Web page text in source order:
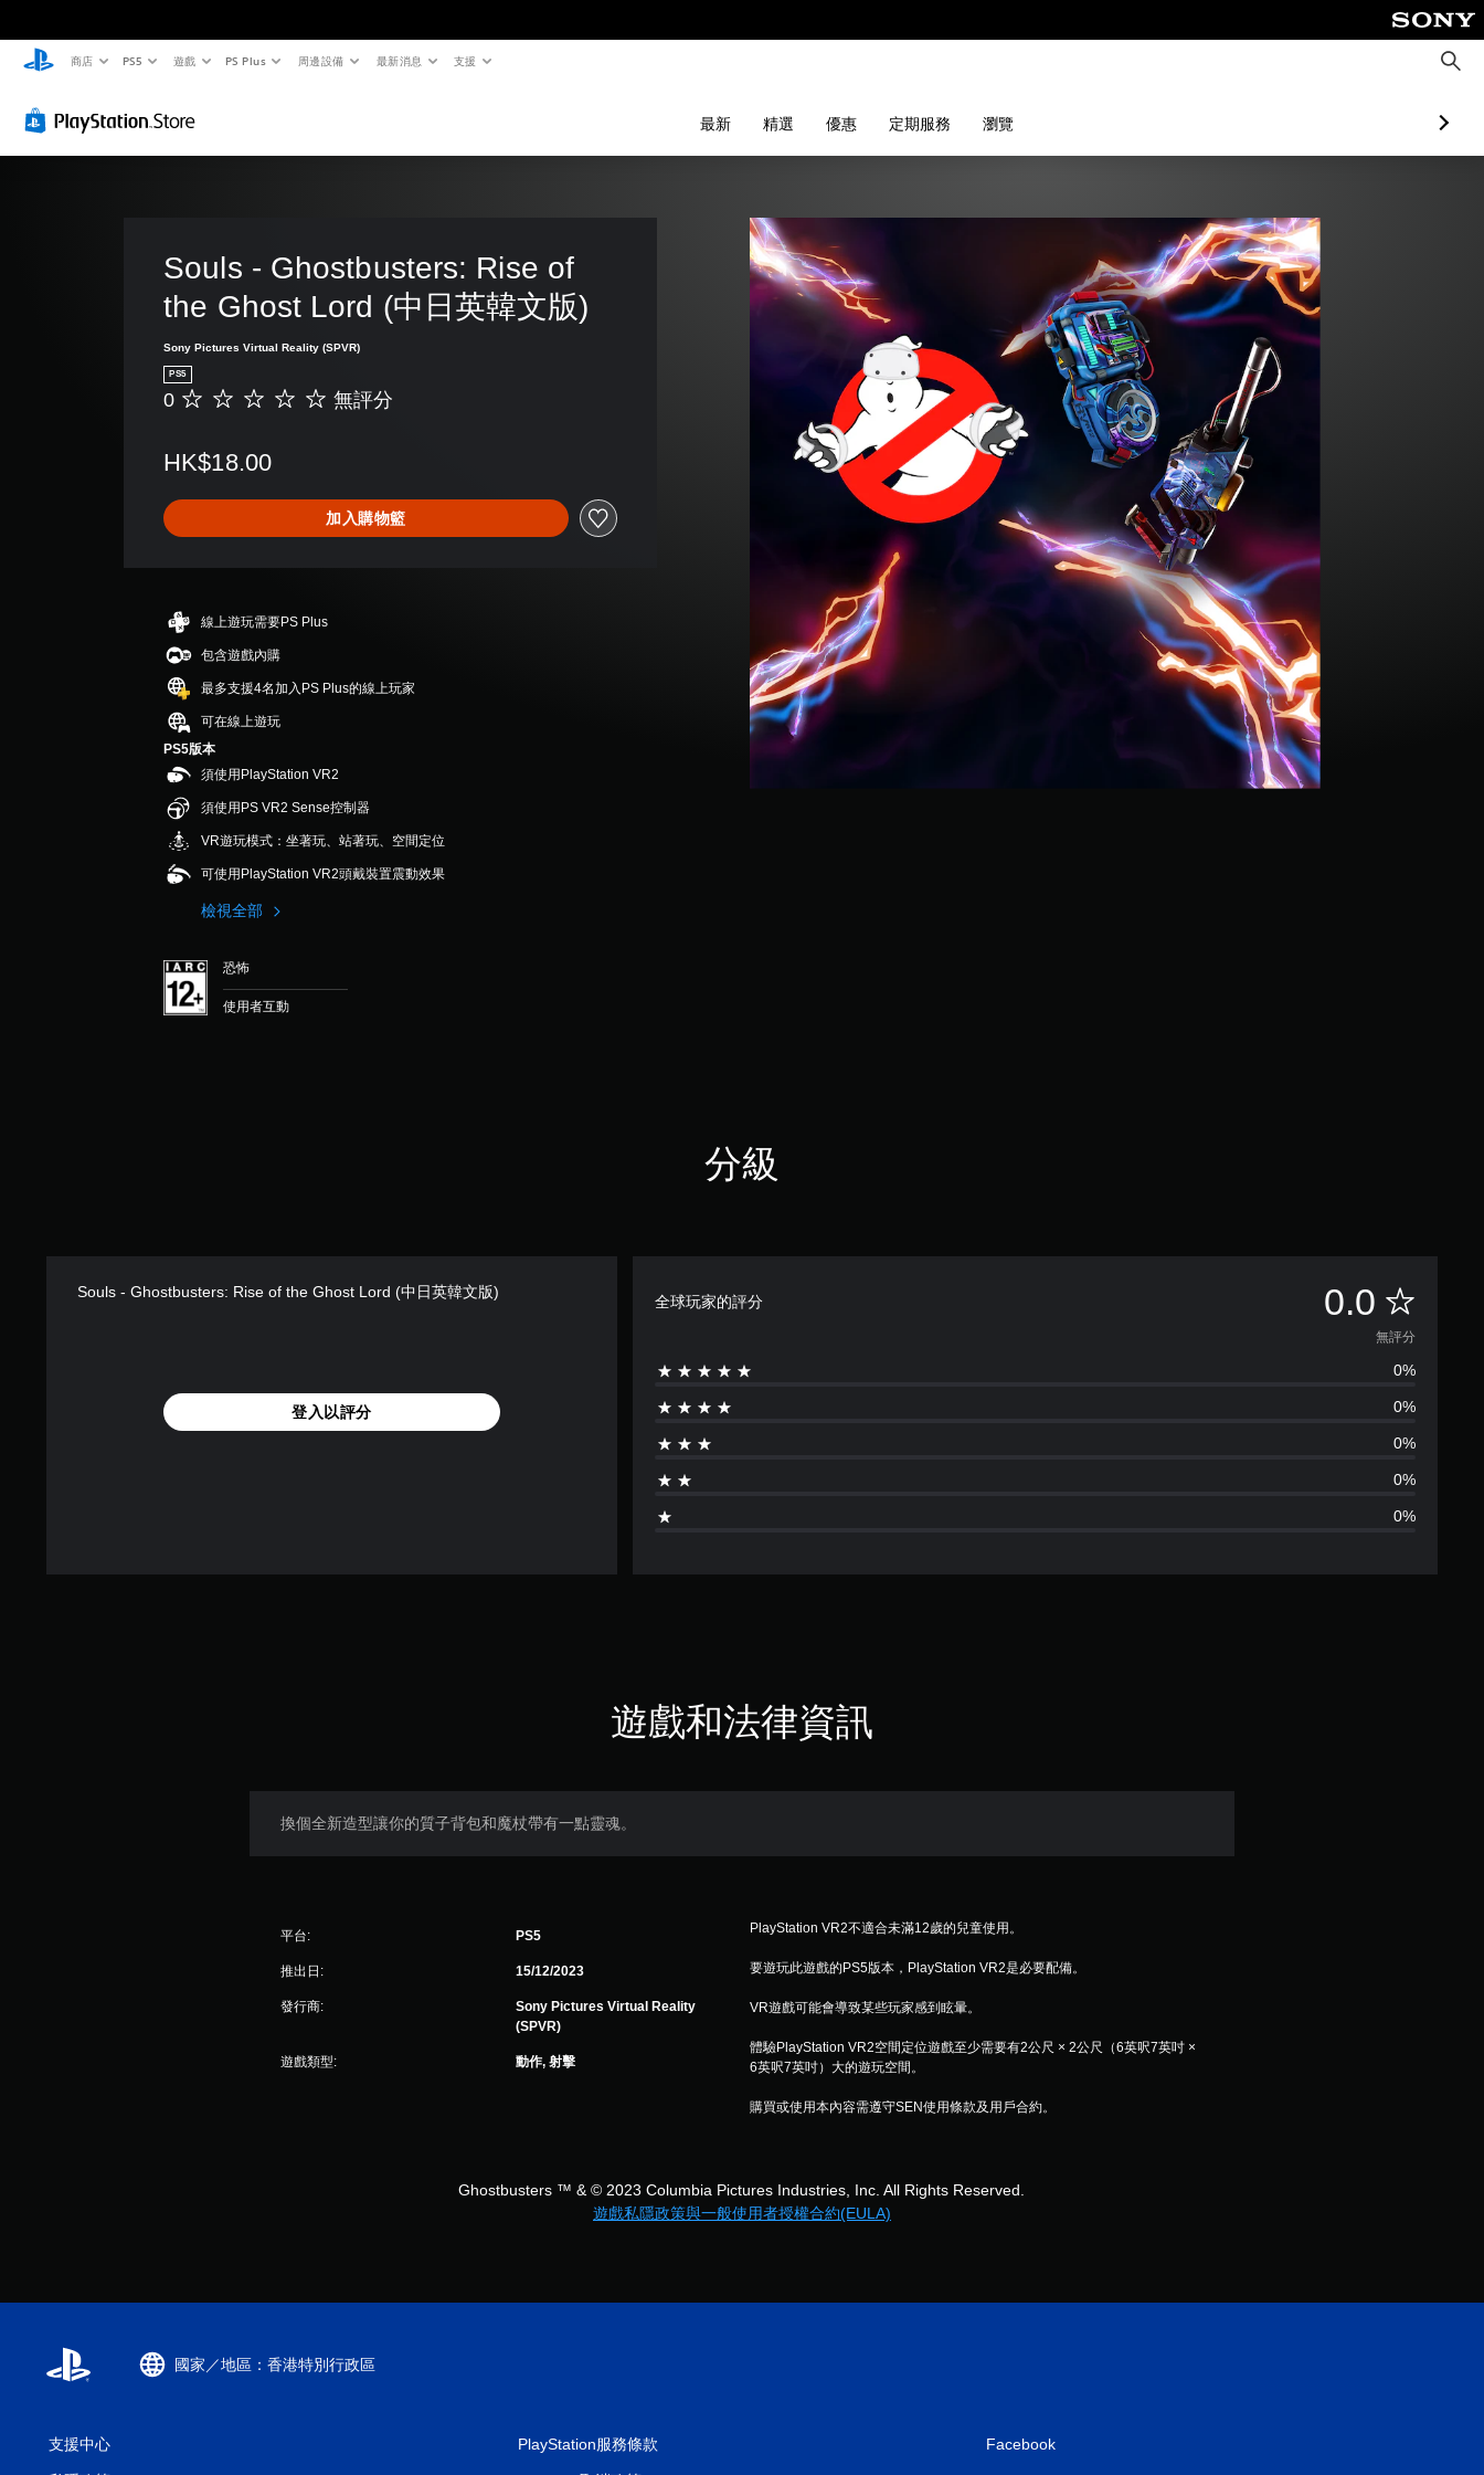
商店 PS5 遊戲 PS Plus 周邊設備 最新消息 支援
搜
尋
最新 精選 優惠 定期服務 瀏覽
Souls - Ghostbusters: Rise of
the Ghost Lord (中日英韓文版)
Sony Pictures Virtual Reality (SPVR)
PS5
無
0 無評分
HK$18.00
加入購物籃
線上遊玩需要PS Plus
包含遊戲內購
最多支援4名加入PS Plus的線上玩家
可在線上遊玩
PS5版本
須使用PlayStation VR2
須使用PS VR2 Sense控制器
VR遊玩模式：坐著玩、站著玩、空間定位
可使用PlayStation VR2頭戴裝置震動效果
檢視全部
恐怖
使用者互動
分級
Souls - Ghostbusters: Rise of the Ghost Lord (中日英韓文版)
登入以評分
全球玩家的評分 0.0 無
評
分
無評分
0%
0%
0%
0%
0%
遊戲和法律資訊
換個全新造型讓你的質子背包和魔杖帶有一點靈魂。
平台: PS5
推出日: 15/12/2023
發行商:
Sony Pictures Virtual Reality
(SPVR)
遊戲類型: 動作, 射擊
PlayStation VR2不適合未滿12歲的兒童使用。
要遊玩此遊戲的PS5版本，PlayStation VR2是必要配備。
VR遊戲可能會導致某些玩家感到眩暈。
體驗PlayStation VR2空間定位遊戲至少需要有2公尺 × 2公尺（6英呎7英吋 ×
6英呎7英吋）大的遊玩空間。
購買或使用本內容需遵守SEN使用條款及用戶合約。
Ghostbusters ™ & © 2023 Columbia Pictures Industries, Inc. All Rights Reserved.
遊戲私隱政策與一般使用者授權合約(EULA)
國家／地區：香港特別行政區
支援中心 PlayStation服務條款 Facebook